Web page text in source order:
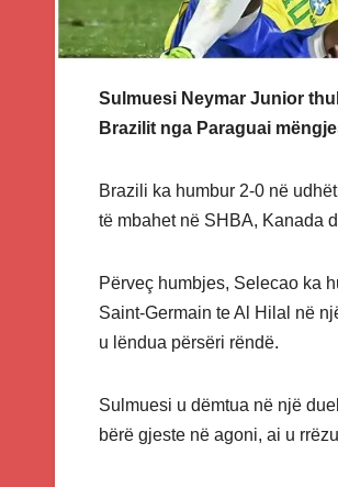
Sulmuesi Neymar Junior
Brazilit nga Paraguai
Brazili ka humbur 2-0 në
të mbahet në SHBA, Kanada
Përveç humbjes, Selecao ka
Saint-Germain te Al Hilal në
u lëndua përsëri rëndë.
Sulmuesi u dëmtua në një
bërë gjeste në agoni, ai u